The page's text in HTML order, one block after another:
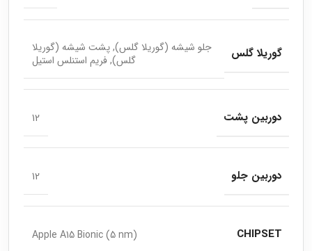
گوریلا گلس
جلو شیشه (گوریلا گلس), پشت شیشه (گوریلا
گلس), فریم استنلس استیل
دوربین پشت 12
دوربین جلو 12
CHIPSET
Apple A15 Bionic (5 nm)